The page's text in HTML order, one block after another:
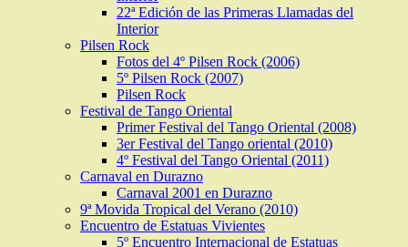
22ª Edición de las Primeras Llamadas del
Interior
Pilsen Rock
Fotos del 4º Pilsen Rock (2006)
5º Pilsen Rock (2007)
Pilsen Rock
Festival de Tango Oriental
Primer Festival del Tango Oriental (2008)
3er Festival del Tango oriental (2010)
4º Festival del Tango Oriental (2011)
Carnaval en Durazno
Carnaval 2001 en Durazno
9ª Movida Tropical del Verano (2010)
Encuentro de Estatuas Vivientes
5º Encuentro Internacional de Estatuas